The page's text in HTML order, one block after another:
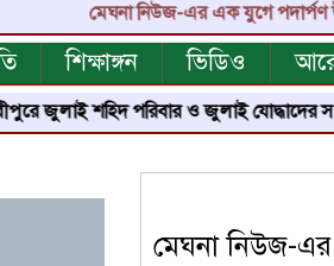
মেঘনা নিউজ-এর এক যুগে পদার্পণ
শিক্ষাঙ্গন ভিডিও
শহিদ পরিবার ও জুলাই যোদ্ধাদের সংবর্ধনা
মেঘনা নিউজ-